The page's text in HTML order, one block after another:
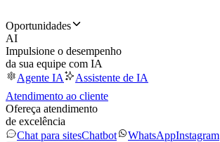
Oportunidades
AI
Impulsione o desempenho
da sua equipe com IA
Agente IA
Assistente de IA
Atendimento ao cliente
Ofereça atendimento
de excelência
Chat para sitesChatbot WhatsAppInstagram